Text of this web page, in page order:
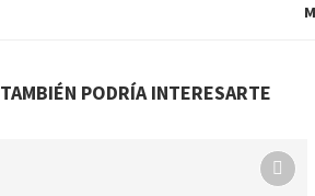
TAMBIÉN PODRÍA INTERESARTE